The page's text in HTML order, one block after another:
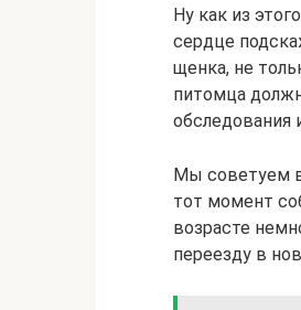
Ну как из
сердце
щенка, не
питомца
Мы советуем
тот момент
возрасте
переезду в